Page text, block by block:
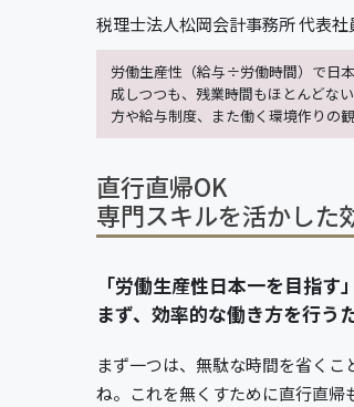
税理士法人松岡会計事務所 代表
労働生産性（給与÷労働時間）で日
成しつつも、残業時間もほとんどな
方や給与制度、また働く環境作りの
直行直帰OK
専門スキルを活かした
「労働生産性日本一を目指す
まず、効率的な働き方を行う
まず一つは、無駄な時間を省く
ね。これを無くすために直行直帰